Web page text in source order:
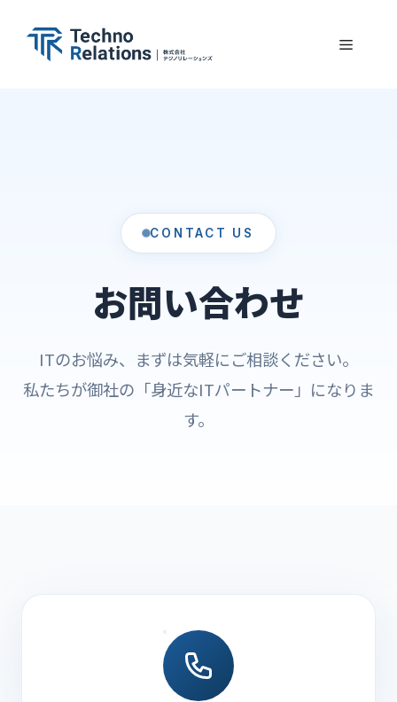
メ
CONTACT US
お問い合わせ
ITのお悩み、まずは気軽にご相談ください。
私たちが御社の「身近なITパートナー」になりま
す。